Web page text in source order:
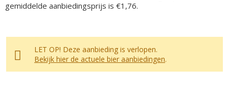
gemiddelde aanbiedingsprijs is €1,76.
LET OP! Deze aanbieding is verlopen.
Bekijk hier de actuele bier aanbiedingen.